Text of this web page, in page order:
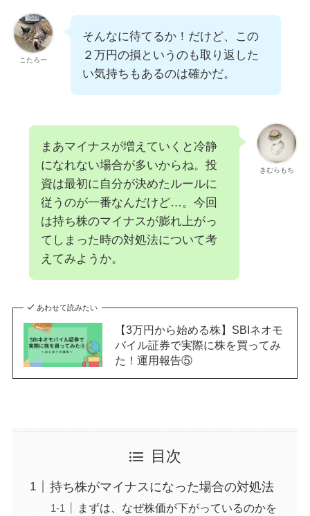
こたろー
そんなに待てるか！だけど、この
２万円の損というのも取り返した
い気持ちもあるのは確かだ。
きむらもち
まあマイナスが増えていくと冷静
になれない場合が多いからね。投
資は最初に自分が決めたルールに
従うのが一番なんだけど…。今回
は持ち株のマイナスが膨れ上がっ
てしまった時の対処法について考
えてみようか。
あわせて読みたい
【3万円から始める株】SBIネオモ
バイル証券で実際に株を買ってみ
た！運用報告⑤
目次
持ち株がマイナスになった場合の対処法
まずは、なぜ株価が下がっているのかを